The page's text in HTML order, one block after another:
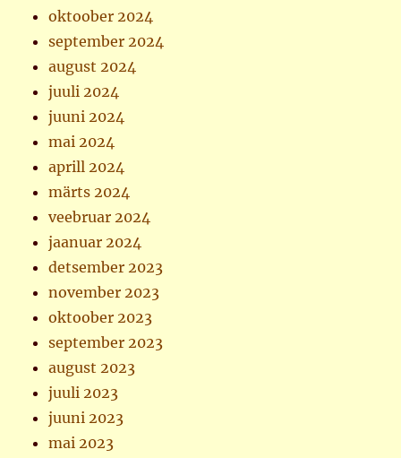
oktoober 2024
september 2024
august 2024
juuli 2024
juuni 2024
mai 2024
aprill 2024
märts 2024
veebruar 2024
jaanuar 2024
detsember 2023
november 2023
oktoober 2023
september 2023
august 2023
juuli 2023
juuni 2023
mai 2023